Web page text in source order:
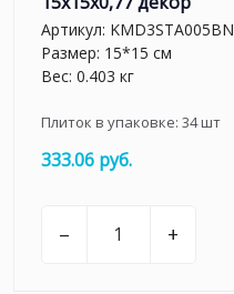
Артикул: KMD3STA005BN
Размер: 15*15 см
Вес: 0.403 кг
Плиток в упаковке: 34шт
333.06 руб.
– +